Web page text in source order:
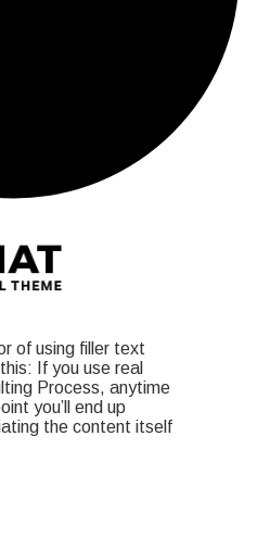
of using filler text
If you use real
Process, anytime
you’ll end up
the content itself